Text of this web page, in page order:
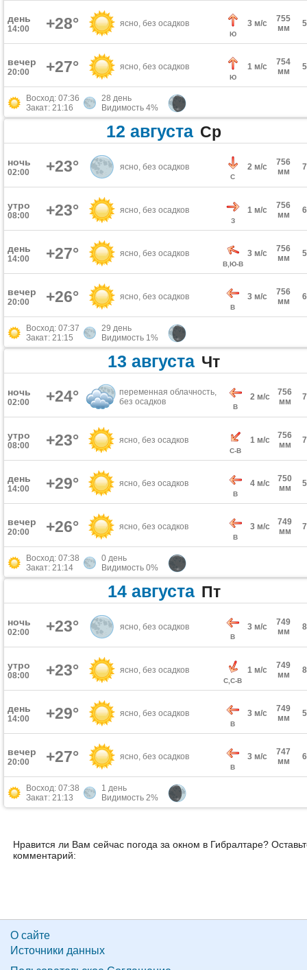
день
14:00 +28° ясно, без осадков
Ю
3 м/с
755
мм
вечер
20:00 +27° ясно, без осадков
Ю
1 м/с
754
мм
Восход: 07:36
Закат: 21:16
28 день
Видимость 4%
12 августа Ср
ночь
02:00 +23° ясно, без осадков
С
2 м/с
756
мм
утро
08:00 +23° ясно, без осадков
З
1 м/с
756
мм
день
14:00 +27° ясно, без осадков
В,Ю-В
3 м/с
756
мм
вечер
20:00 +26° ясно, без осадков
В
3 м/с
756
мм
Восход: 07:37
Закат: 21:15
29 день
Видимость 1%
13 августа Чт
ночь
02:00 +24°
переменная облачность,
без осадков
В
2 м/с
756
мм
утро
08:00 +23° ясно, без осадков
С-В
1 м/с
756
мм
день
14:00 +29° ясно, без осадков
В
4 м/с
750
мм
вечер
20:00 +26° ясно, без осадков
В
3 м/с
749
мм
Восход: 07:38
Закат: 21:14
0 день
Видимость 0%
14 августа Пт
ночь
02:00 +23° ясно, без осадков
В
3 м/с
749
мм
утро
08:00 +23° ясно, без осадков
С,С-В
1 м/с
749
мм
день
14:00 +29° ясно, без осадков
В
3 м/с
749
мм
вечер
20:00 +27° ясно, без осадков
В
3 м/с
747
мм
Восход: 07:38
Закат: 21:13
1 день
Видимость 2%
Нравится ли Вам сейчас погода за окном в Гибралтаре?
комментарий:
О сайте
Источники данных